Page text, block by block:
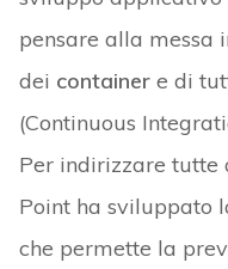
pensare alla messa
dei containere di
(Continuous
Per indirizzare tutte
Point ha sviluppato
che permette la